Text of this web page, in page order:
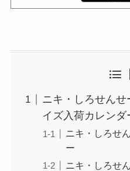
ニキ・しろせんせ
イズ入荷カレンダ
ニキ・しろせ
ー
ニキ・しろせ